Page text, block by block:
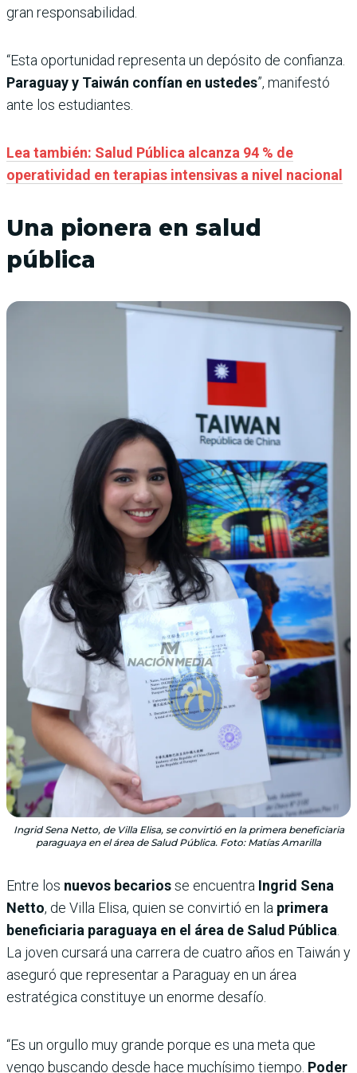
gran responsabilidad.
“Esta oportunidad representa un depósito de confianza.
Paraguay y Taiwán confían en ustedes”, manifestó
ante los estudiantes.
Lea también: Salud Pública alcanza 94 % de
operatividad en terapias intensivas a nivel nacional
Una pionera en salud
pública
Ingrid Sena Netto, de Villa Elisa, se convirtió en la primera beneficiaria
paraguaya en el área de Salud Pública. Foto: Matías Amarilla
Entre los nuevos becariosse encuentra Ingrid Sena
Netto, de Villa Elisa, quien se convirtió en la primera
beneficiaria paraguaya en el área de Salud Pública
La joven cursará una carrera de cuatro años en Taiwán y
aseguró que representar a Paraguay en un área
estratégica constituye un enorme desafío.
“Es un orgullo muy grande porque es una meta que
vengo buscando desde hace muchísimo tiempo. Poder